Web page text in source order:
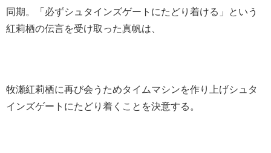
同期。「必ずシュタインズゲートにたどり着ける」という
紅莉栖の伝言を受け取った真帆は、
牧瀬紅莉栖に再び会うためタイムマシンを作り上げシュタ
インズゲートにたどり着くことを決意する。